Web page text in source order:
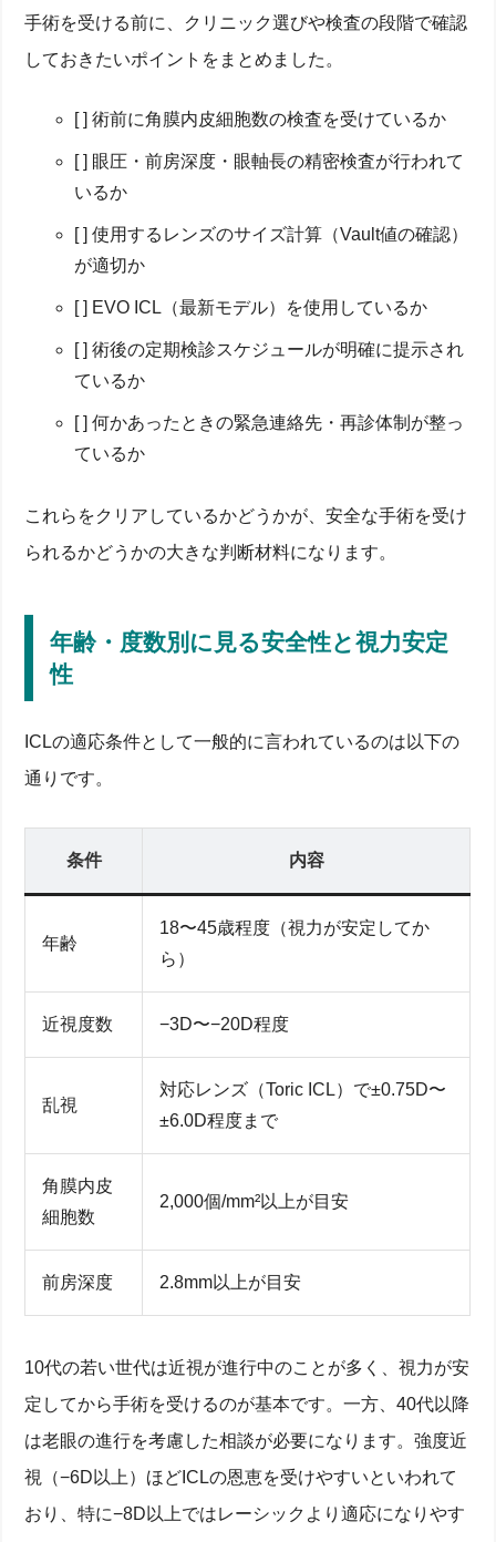
手術を受ける前に、クリニック選びや検査の段階で確認
しておきたいポイントをまとめました。
[ ] 術前に角膜内皮細胞数の検査を受けているか
[ ] 眼圧・前房深度・眼軸長の精密検査が行われて
いるか
[ ] 使用するレンズのサイズ計算（Vault値の確認）
が適切か
[ ] EVO ICL（最新モデル）を使用しているか
[ ] 術後の定期検診スケジュールが明確に提示され
ているか
[ ] 何かあったときの緊急連絡先・再診体制が整っ
ているか
これらをクリアしているかどうかが、安全な手術を受け
られるかどうかの大きな判断材料になります。
年齢・度数別に見る安全性と視力安定
性
ICLの適応条件として一般的に言われているのは以下の
通りです。
条件 内容
年齢
18〜45歳程度（視力が安定してか
ら）
近視度数 −3D〜−20D程度
乱視
対応レンズ（Toric ICL）で±0.75D〜
±6.0D程度まで
角膜内皮
細胞数
2,000個/mm²以上が目安
前房深度 2.8mm以上が目安
10代の若い世代は近視が進行中のことが多く、視力が安
定してから手術を受けるのが基本です。一方、40代以降
は老眼の進行を考慮した相談が必要になります。強度近
視（−6D以上）ほどICLの恩恵を受けやすいといわれて
おり、特に−8D以上ではレーシックより適応になりやす
ICLレンズの構造と眼内位置のイメージを理解
角膜を削るor削らない？近視矯正メカニズム比較
ICLが"取り外し可能"で安全と言われる理由
データでわかるICLの安全性とリスク―失明の可能性
はほぼゼロ？
チェックリストで失敗防止
レンズ位置ズレと再手術が必要になるケース
感染症・眼内炎など万一の対応と治療フロー
失敗してしまったブログ＆知恵袋事例から学ぶ
「ICLはやめた方がいい」と言われる理由を検証